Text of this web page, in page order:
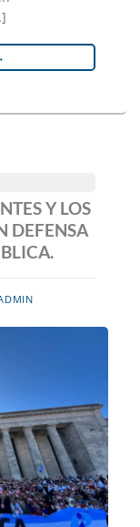
Y LOS
DEFENSA